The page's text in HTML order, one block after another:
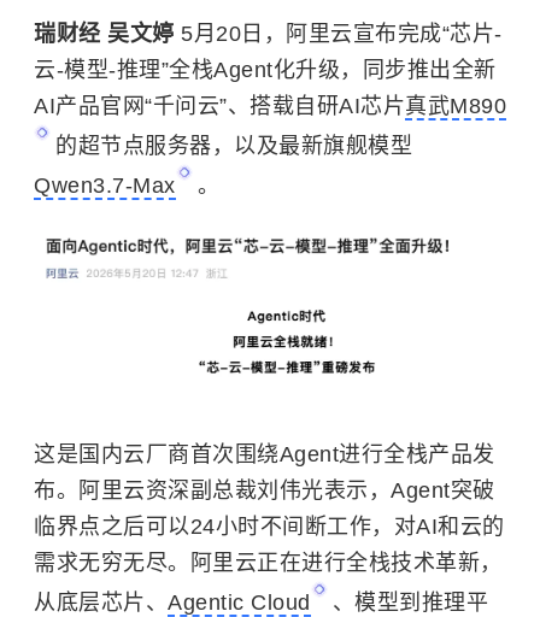
瑞财经 吴文婷 5月20日，阿里云宣布完成“芯片-
云-模型-推理”全栈Agent化升级，同步推出全新
AI产品官网“千问云”、搭载自研AI芯片真武M890
的超节点服务器，以及最新旗舰模型
Qwen3.7-Max
。
这是国内云厂商首次围绕Agent进行全栈产品发
布。阿里云资深副总裁刘伟光表示，Agent突破
临界点之后可以24小时不间断工作，对AI和云的
需求无穷无尽。阿里云正在进行全栈技术革新，
从底层芯片、 Agentic Cloud
、模型到推理平